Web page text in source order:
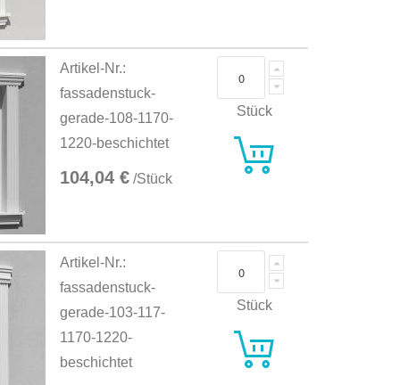
Artikel-Nr.:
fassadenstuck-
gerade-108-1170-
1220-beschichtet
104,04 € /Stück
Stück
Artikel-Nr.:
fassadenstuck-
gerade-103-117-
1170-1220-
beschichtet
Stück